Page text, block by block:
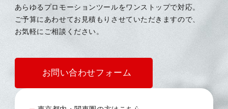
あらゆるプロモーションツールをワンストップで対応。
ご予算にあわせてお見積もりさせていただきますので、
お気軽にご相談ください。
お問い合わせフォーム